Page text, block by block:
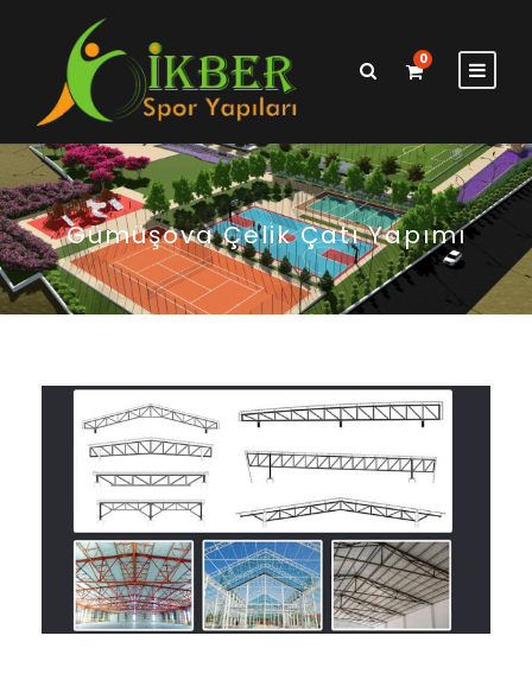
0
Gümüşova Çelik Çatı Yapımı